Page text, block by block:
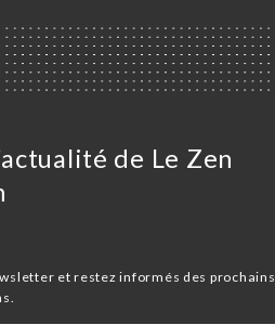
de Le Zen
et restez informés des prochains